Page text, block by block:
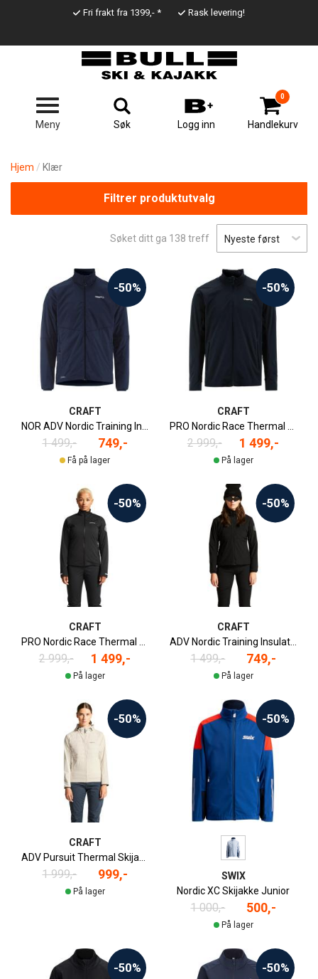
Line
Fri frakt fra 1399,- * Rask levering!
Meny Søk Logg inn Handlekurv
0
Hjem Klær
Filtrer produktutvalg
Søket ditt ga 138 treff
-50%
CRAFT
1 499,- 749,-
Få på lager
-50%
CRAFT
2 999,- 1 499,-
På lager
-50%
CRAFT
2 999,- 1 499,-
På lager
-50%
CRAFT
1 499,- 749,-
På lager
-50%
CRAFT
1 999,- 999,-
På lager
-50%
SWIX
Nordic XC Skijakke Junior
1 000,- 500,-
På lager
-50% -50%